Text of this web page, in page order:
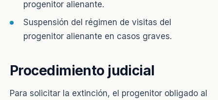
progenitor alienante.
Suspensión del régimen de visitas del
progenitor alienante en casos graves.
Procedimiento judicial
Para solicitar la extinción, el progenitor obligado al